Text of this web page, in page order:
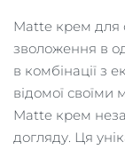
Matte крем для
зволоження в
в комбінації з
відомої
Matte крем
догляду. Ця